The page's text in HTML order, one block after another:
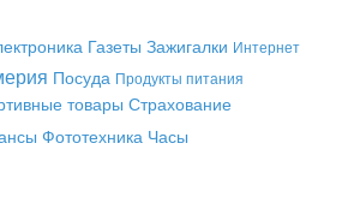
Газеты Зажигалки Интернет
Посуда Продукты питания
товары Страхование
Фототехника Часы